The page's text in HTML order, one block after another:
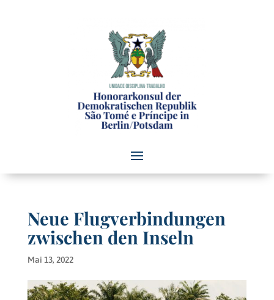
Neue Flugverbindungen
zwischen den Inseln
Mai 13, 2022